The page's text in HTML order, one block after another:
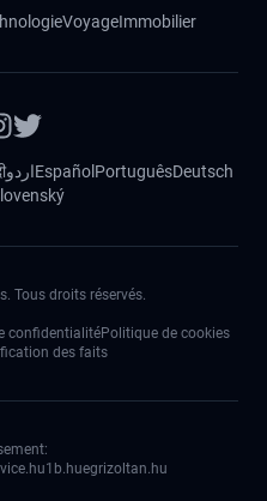
VoyageImmobilier
اردوEspañol PortuguêsDeutsch
Tous droits réservés.
confidentialitéPolitique de cookies
des faits
1b.huegrizoltan.hu